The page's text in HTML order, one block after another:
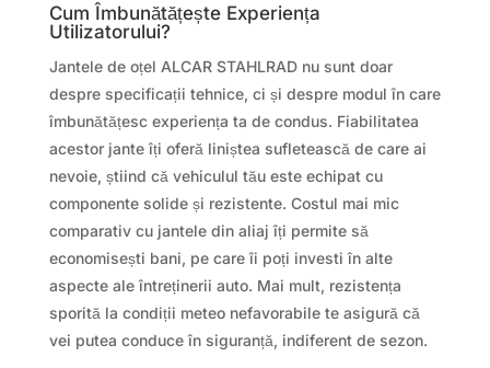
Cum Îmbunătățește Experiența
Utilizatorului?
Jantele de oțel ALCAR STAHLRAD nu sunt doar
despre specificații tehnice, ci și despre modul în care
îmbunătățesc experiența ta de condus. Fiabilitatea
acestor jante îți oferă liniștea sufletească de care ai
nevoie, știind că vehiculul tău este echipat cu
componente solide și rezistente. Costul mai mic
comparativ cu jantele din aliaj îți permite să
economisești bani, pe care îi poți investi în alte
aspecte ale întreținerii auto. Mai mult, rezistența
sporită la condiții meteo nefavorabile te asigură că
vei putea conduce în siguranță, indiferent de sezon.